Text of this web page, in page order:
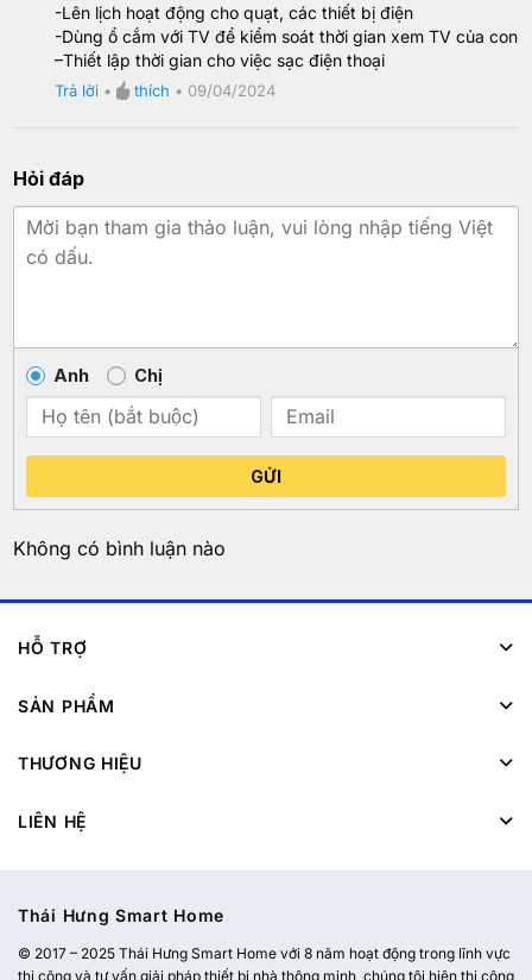
-Lên lịch hoạt động cho quạt, các thiết bị điện
-Dùng ổ cắm với TV để kiểm soát thời gian xem TV của con
–Thiết lập thời gian cho việc sạc điện thoại
Trả lời • thích • 09/04/2024
Hỏi đáp
Anh Chị
GỬI
Không có bình luận nào
HỖ TRỢ
SẢN PHẨM
THƯƠNG HIỆU
LIÊN HỆ
Thái Hưng Smart Home
© 2017 – 2025 Thái Hưng Smart Home với 8 năm hoạt động trong lĩnh vực
thi công và tư vấn giải pháp thiết bị nhà thông minh, chúng tôi hiện thi công